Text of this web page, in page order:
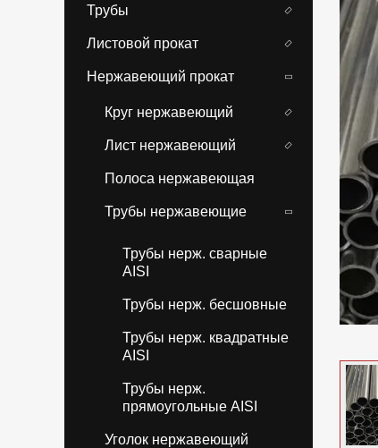
Трубы
Листовой прокат
Нержавеющий прокат
Круг нержавеющий
Лист нержавеющий
Полоса нержавеющая
Трубы нержавеющие
Трубы нерж. сварные
AISI
Трубы нерж. бесшовные
Трубы нерж. квадратные
AISI
Трубы нерж.
прямоугольные AISI
Уголок нержавеющий